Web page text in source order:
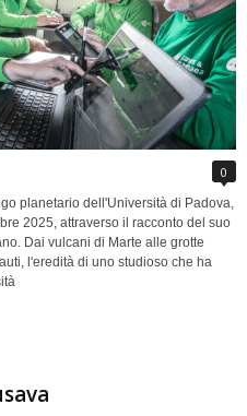
0
planetario dell'Università di Padova,
2025, attraverso il racconto del suo
Dai vulcani di Marte alle grotte
l'eredità di uno studioso che ha